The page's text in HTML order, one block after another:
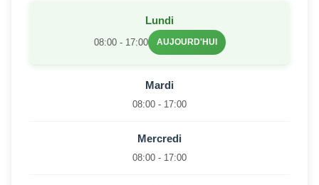
Lundi
08:00 - 17:00 AUJOURD'HUI
Mardi
08:00 - 17:00
Mercredi
08:00 - 17:00